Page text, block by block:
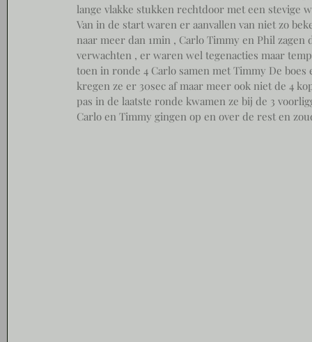
lange vlakke stukken rechtdoor met een stevige
Van in de start waren er aanvallen van niet zo
naar meer dan 1min , Carlo Timmy en Phil
verwachten , er waren wel tegenacties maar
toen in ronde 4 Carlo samen met Timmy De
kregen ze er 30sec af maar meer ook niet de 4
pas in de laatste ronde kwamen ze bij de 3
Carlo en Timmy gingen op en over de rest en